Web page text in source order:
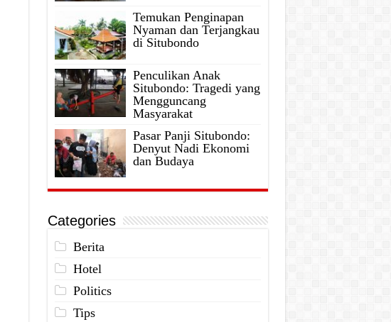
Temukan Penginapan
Nyaman dan Terjangkau
di Situbondo
Penculikan Anak
Situbondo: Tragedi yang
Mengguncang
Masyarakat
Pasar Panji Situbondo:
Denyut Nadi Ekonomi
dan Budaya
Categories
Berita
Hotel
Politics
Tips